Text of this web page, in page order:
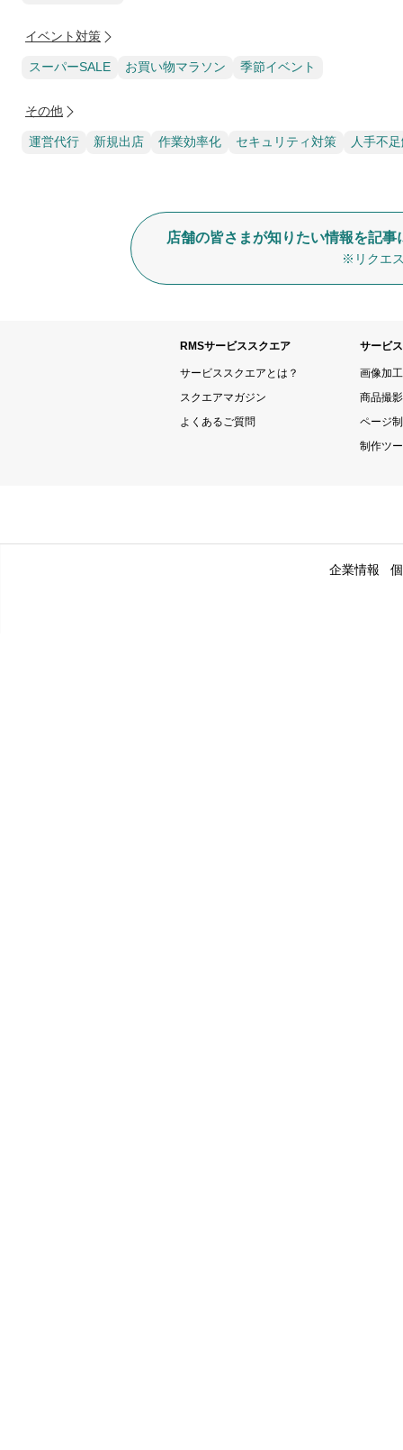
イベント対策
スーパーSALE お買い物マラソン 季節イベント
その他
運営代行 新規出店 作業効率化 セキュリティ対策 人手不
店舗の皆さまが知りたい情報を記
※リクエ
RMSサービススクエア
サービススクエアとは？
スクエアマガジン
よくあるご質問
サービ
画像加
商品撮影
ページ
制作ツ
企業情報